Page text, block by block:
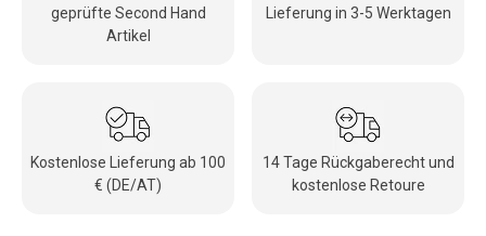
geprüfte Second Hand
Artikel
Lieferung in 3-5 Werktagen
Kostenlose Lieferung ab 100
€ (DE/AT)
14 Tage Rückgaberecht und
kostenlose Retoure